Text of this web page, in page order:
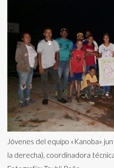
Jóvenes del equipo «Kanoba»
la derecha), coordinadora